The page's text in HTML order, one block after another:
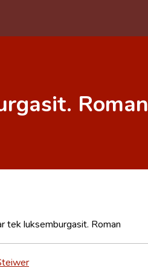
Roman
tek luksemburgasit. Roman